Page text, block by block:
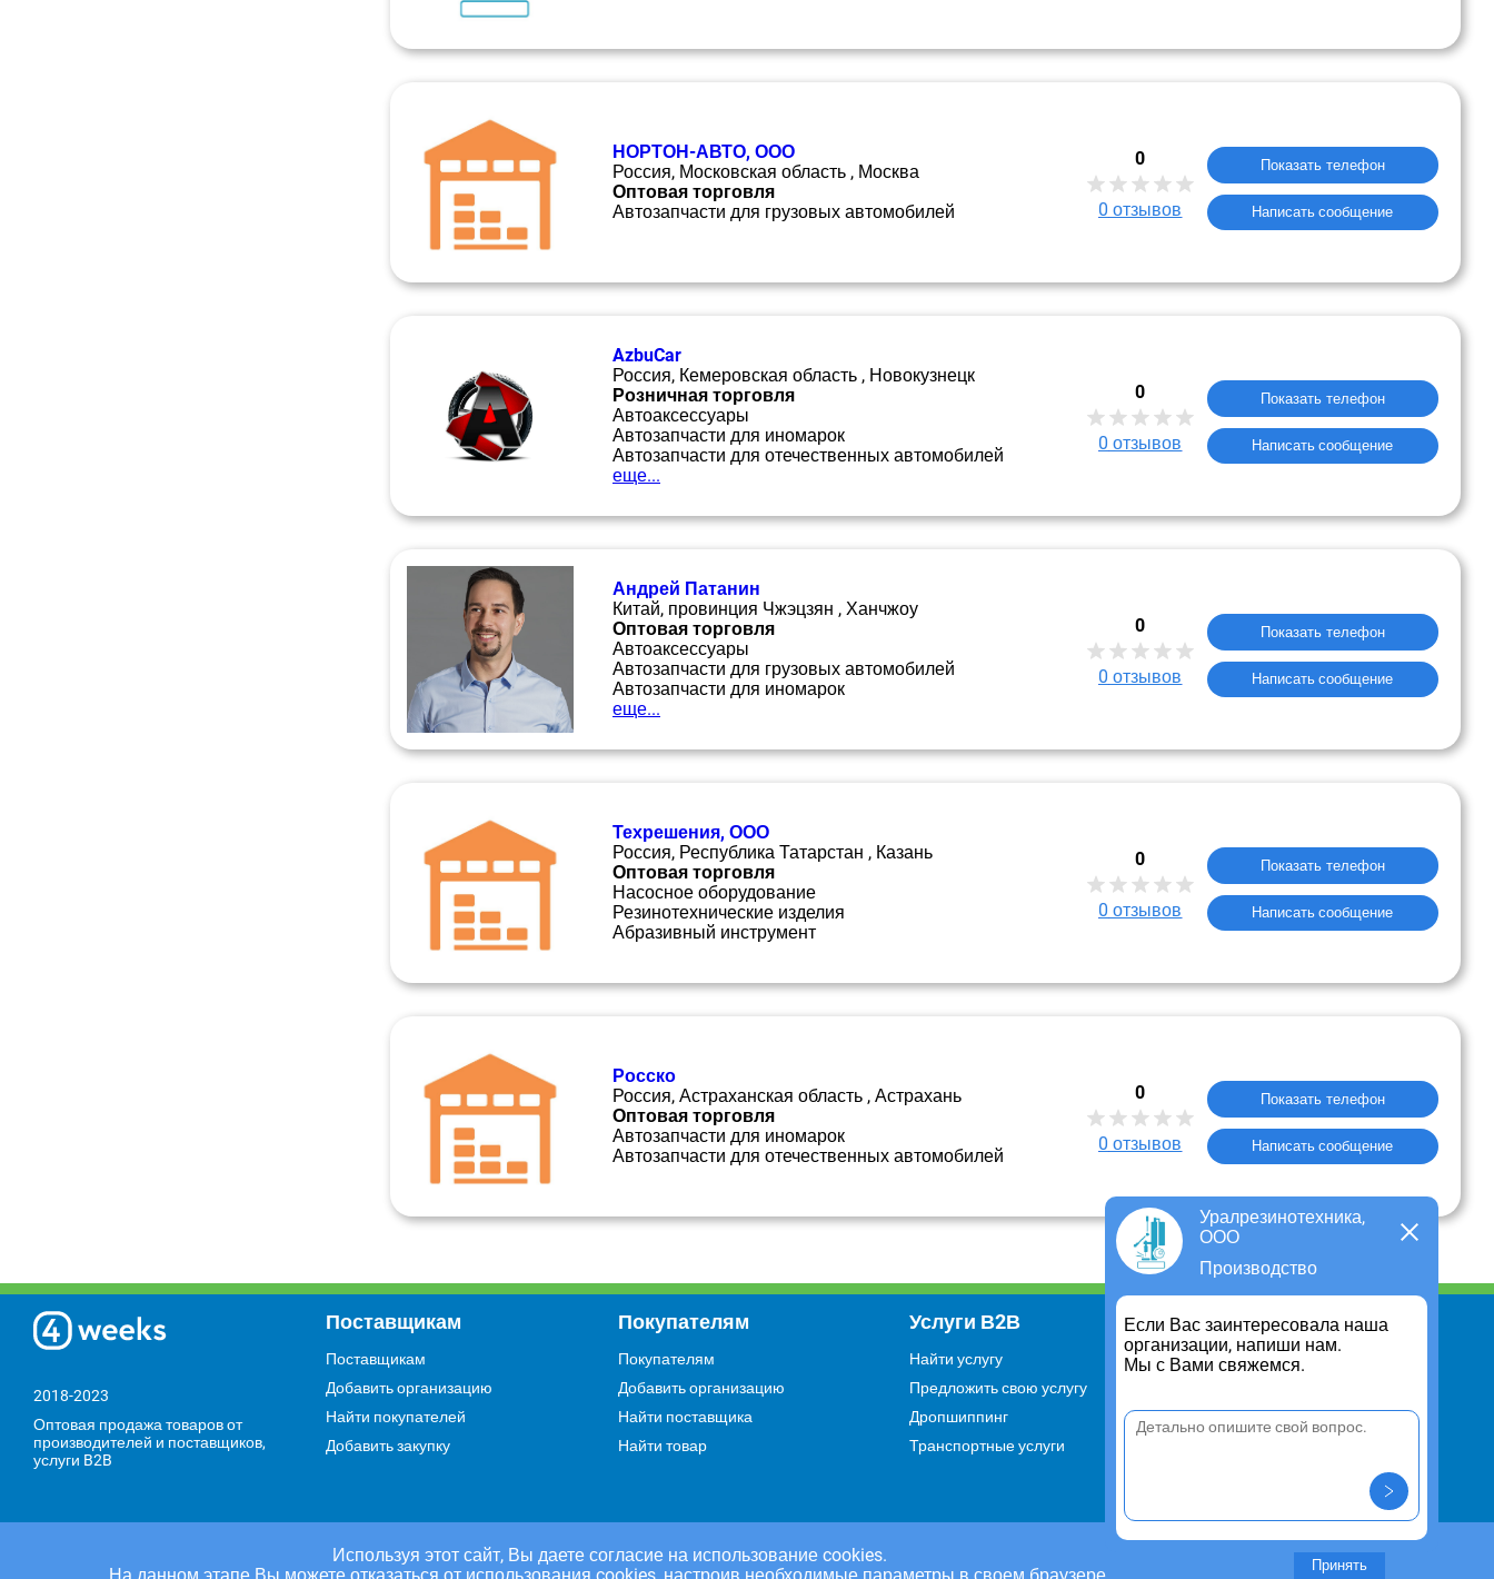
НОРТОН-АВТО, ООО
Россия, Московская область , Москва
Оптовая торговля
Автозапчасти для грузовых автомобилей
0
0 отзывов
Показать телефон
Написать сообщение
AzbuCar
Россия, Кемеровская область , Новокузнецк
Розничная торговля
Автоаксессуары
Автозапчасти для иномарок
Автозапчасти для отечественных автомобилей
еще...
0
0 отзывов
Показать телефон
Написать сообщение
Андрей Патанин
Китай, провинция Чжэцзян , Ханчжоу
Оптовая торговля
Автоаксессуары
Автозапчасти для грузовых автомобилей
Автозапчасти для иномарок
еще...
0
0 отзывов
Показать телефон
Написать сообщение
Техрешения, ООО
Россия, Республика Татарстан , Казань
Оптовая торговля
Насосное оборудование
Резинотехнические изделия
Абразивный инструмент
0
0 отзывов
Показать телефон
Написать сообщение
Росско
Россия, Астраханская область , Астрахань
Оптовая торговля
Автозапчасти для иномарок
Автозапчасти для отечественных автомобилей
0
0 отзывов
Показать телефон
Написать сообщение
Уралрезинотехника,
ООО
Производство
Если Вас заинтересовала наша
организации, напиши нам.
Мы с Вами свяжемся.
Используя этот сайт, Вы даете согласие на использование cookies.
На данном этапе Вы можете отказаться от использования cookies, настроив необходимые параметры в своем браузере.
Принять
2018-2023
Оптовая продажа товаров от
производителей и поставщиков,
услуги B2B
Поставщикам
Поставщикам
Добавить организацию
Найти покупателей
Добавить закупку
Покупателям
Покупателям
Добавить организацию
Найти поставщика
Найти товар
Услуги В2В
Найти услугу
Предложить свою услугу
Дропшиппинг
Транспортные услуги
Информация
Для чего существует портал
Правило cookie
предложение